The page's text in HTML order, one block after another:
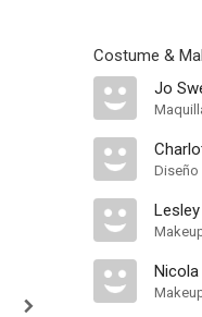
Costume &
Jo
Diseño